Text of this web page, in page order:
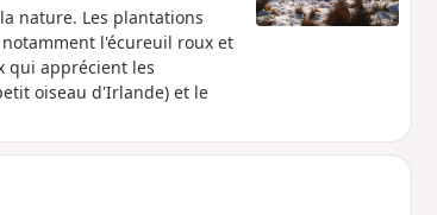
nature. Les plantations
l'écureuil roux et
qui apprécient les
oiseau d'Irlande) et le